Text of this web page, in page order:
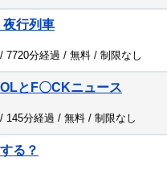
夜行列車
/ 7720分経過 / 無料 / 制限なし
とF〇CKニュース
/ 145分経過 / 無料 / 制限なし
る？